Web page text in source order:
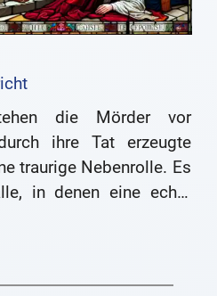
die Mörder vor
ihre Tat erzeugte
traurige Nebenrolle. Es
in denen eine echte